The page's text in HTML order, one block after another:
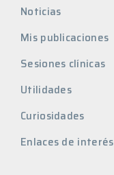
Noticias
Mis publicaciones
Sesiones clínicas
Utilidades
Curiosidades
Enlaces de interés